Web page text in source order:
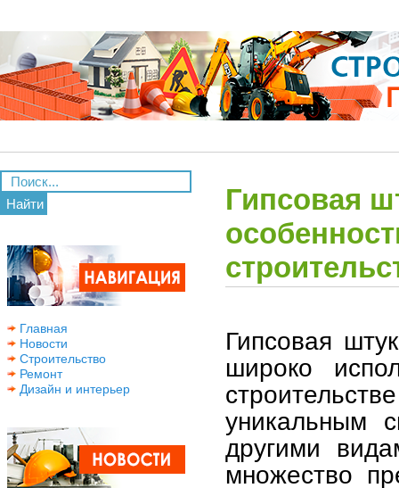
Найти
Главная
Новости
Строительство
Ремонт
Дизайн и интерьер
Гипсовая
Гипсовая
широко
уникальным
другими
множество